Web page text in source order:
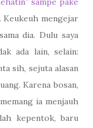
Keukeuh mengejar
dia. Dulu saya
ada lain, selain:
sih, sejuta alasan
Karena bosan,
ia menjauh
kepentok, baru